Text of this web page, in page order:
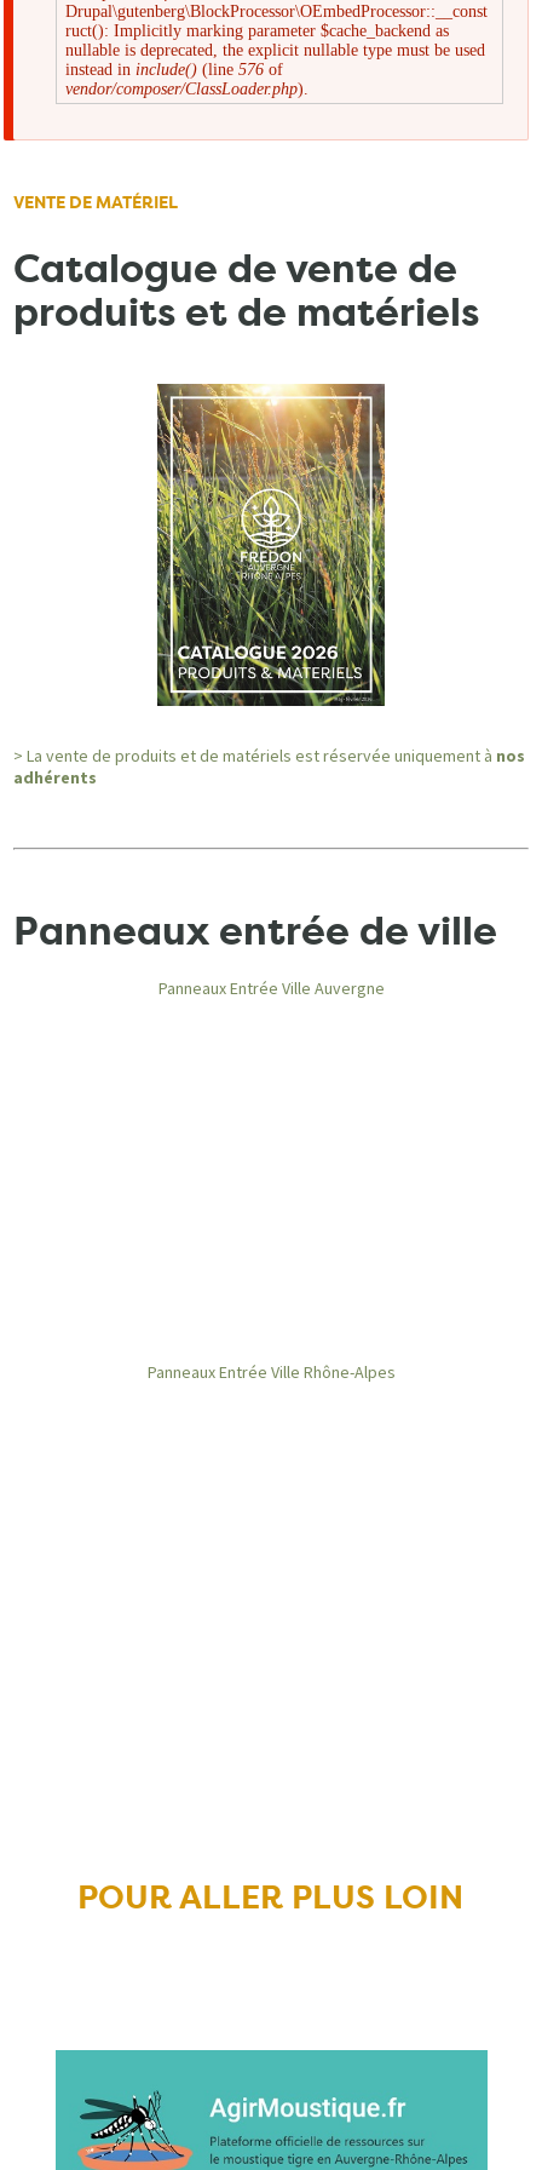
Message
d'erreur
Drupal\gutenberg\BlockProcessor\OEmbedProcessor::__const
ruct(): Implicitly marking parameter $cache_backend as
nullable is deprecated, the explicit nullable type must be used
instead in include() (line576 of
vendor/composer/ClassLoader.php).
VENTE DE MATÉRIEL
Catalogue de vente de
produits et de matériels
> La vente de produits et de matériels est réservée uniquement à nos
adhérents
Panneaux entrée de ville
Panneaux Entrée Ville Auvergne
Panneaux Entrée Ville Rhône-Alpes
POUR ALLER PLUS LOIN